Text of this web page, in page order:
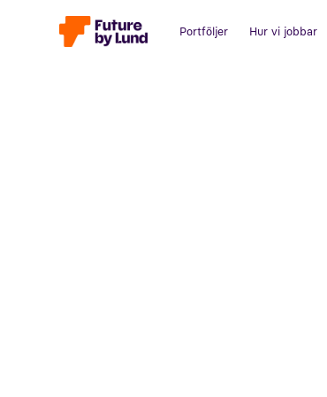
Portföljer Hur vi jobbar